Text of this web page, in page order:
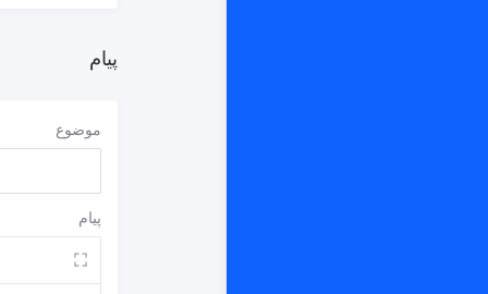
پیام
موضوع
پیام